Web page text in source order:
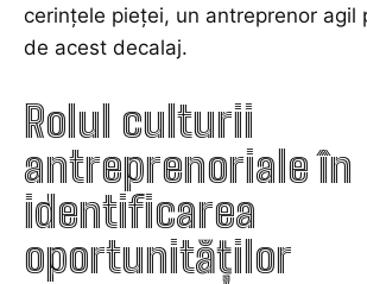
cerințele pieței, un antreprenor agil
de acest decalaj.
Rolul culturii
antreprenoriale în
identificarea
oportunităților